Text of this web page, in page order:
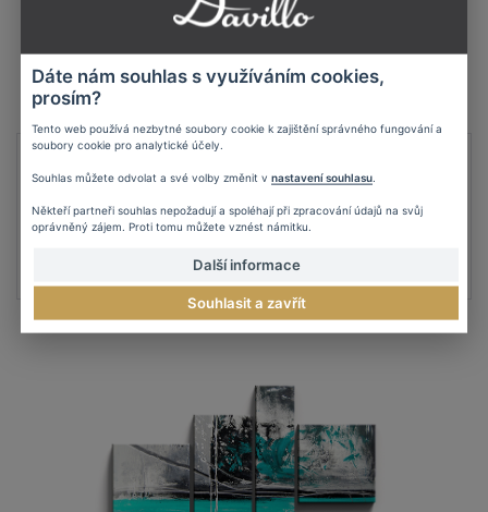
Ručne maľovaný obraz abstrakcie
OBRAZ: M069
97 €
Dáte nám souhlas s využíváním cookies,
prosím?
Tento web používá nezbytné soubory cookie k zajištění správného fungování a
soubory cookie pro analytické účely.
Souhlas můžete odvolat a své volby změnit v nastavení souhlasu
Někteří partneři souhlas nepožadují a spoléhají při zpracování údajů na svůj
oprávněný zájem. Proti tomu můžete vznést námitku.
Další informace
Souhlasit a zavřít